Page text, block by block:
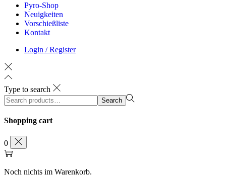
Pyro-Shop
Neuigkeiten
Vorschießliste
Kontakt
Login / Register
Type to search
Search
for:>
Search
Shopping cart
0
Noch nichts im Warenkorb.